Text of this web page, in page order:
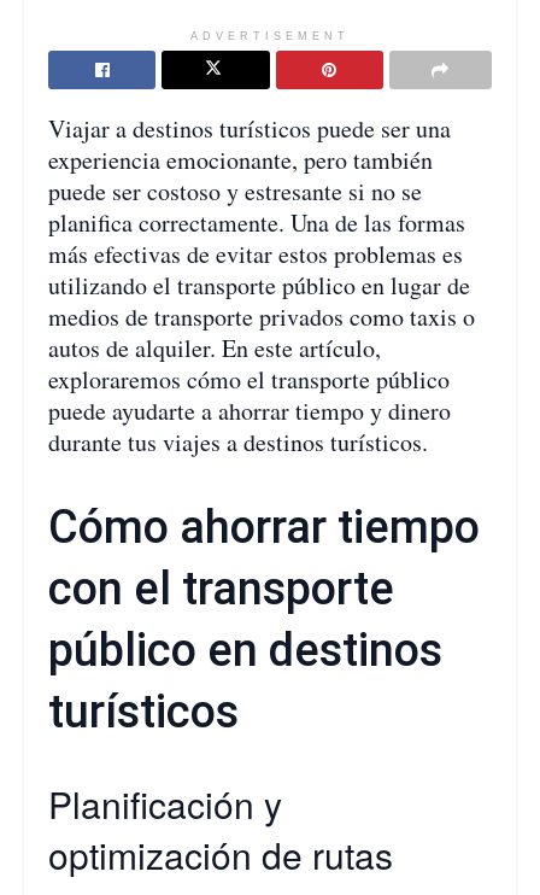
ADVERTISEMENT
Viajar a destinos turísticos puede ser una
experiencia emocionante, pero también
puede ser costoso y estresante si no se
planifica correctamente. Una de las formas
más efectivas de evitar estos problemas es
utilizando el transporte público en lugar de
medios de transporte privados como taxis o
autos de alquiler. En este artículo,
exploraremos cómo el transporte público
puede ayudarte a ahorrar tiempo y dinero
durante tus viajes a destinos turísticos.
Cómo ahorrar tiempo
con el transporte
público en destinos
turísticos
Planificación y
optimización de rutas